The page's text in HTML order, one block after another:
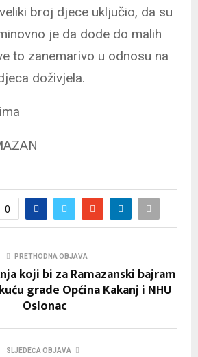
broj djece uključio, da su
je da dode do malih
to zanemarivo u odnosu na
doživjela.
0
PRETHODNA OBJAVA
koji bi za Ramazanski bajram
grade Općina Kakanj i NHU
Oslonac
SLJEDEĆA OBJAVA